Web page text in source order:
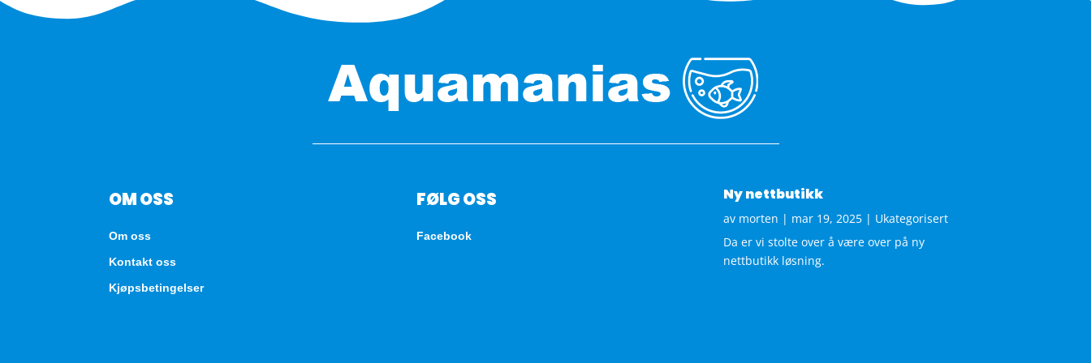
OM OSS
Om oss
Kontakt oss
Kjøpsbetingelser
FØLG OSS
Facebook
Ny nettbutikk
av morten | mar 19, 2025| Ukategorisert
Da er vi stolte over å være over på ny
nettbutikk løsning.